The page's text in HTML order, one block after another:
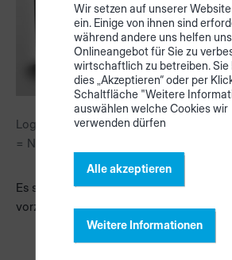
Logo: leuchtet nicht // Farbsignal:
= Netzwerkfehler
Es scheint ein Netzwerkproblem mit
vorzuliegen. Bitte starten Sie den
Wir setzen auf unserer
ein. Einige von ihnen sind
während andere uns helfen
Onlineangebot für Sie zu
wirtschaftlich zu betreiben. Sie
dies „Akzeptieren“ oder per
Schaltfläche "Weitere
auswählen welche Cookies wir
verwenden dürfen
Alle akzeptieren
Weitere Informationen